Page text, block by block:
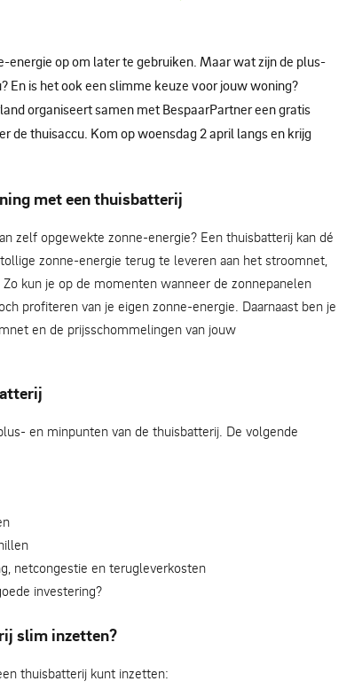
energie op om later te gebruiken. Maar wat zijn de plus-
En is het ook een slimme keuze voor jouw woning?
organiseert samen met BespaarPartner een gratis
de thuisaccu. Kom op woensdag 2 april langs en krijg
met een thuisbatterij
zelf opgewekte zonne-energie? Een thuisbatterij kan dé
zonne-energie terug te leveren aan het stroomnet,
kun je op de momenten wanneer de zonnepanelen
profiteren van je eigen zonne-energie. Daarnaast ben je
en de prijsschommelingen van jouw
en minpunten van de thuisbatterij. De volgende
netcongestie en terugleverkosten
investering?
slim inzetten?
thuisbatterij kunt inzetten: